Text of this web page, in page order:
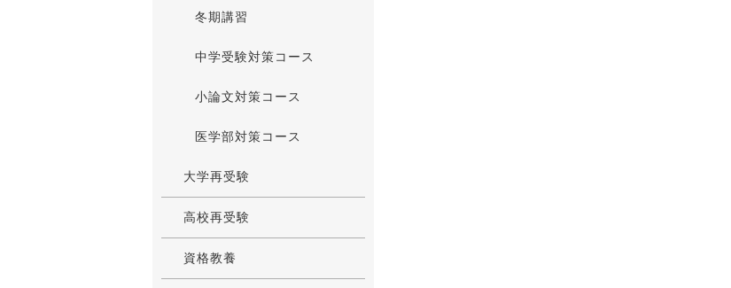
冬期講習
中学受験対策コース
小論文対策コース
医学部対策コース
大学再受験
高校再受験
資格教養